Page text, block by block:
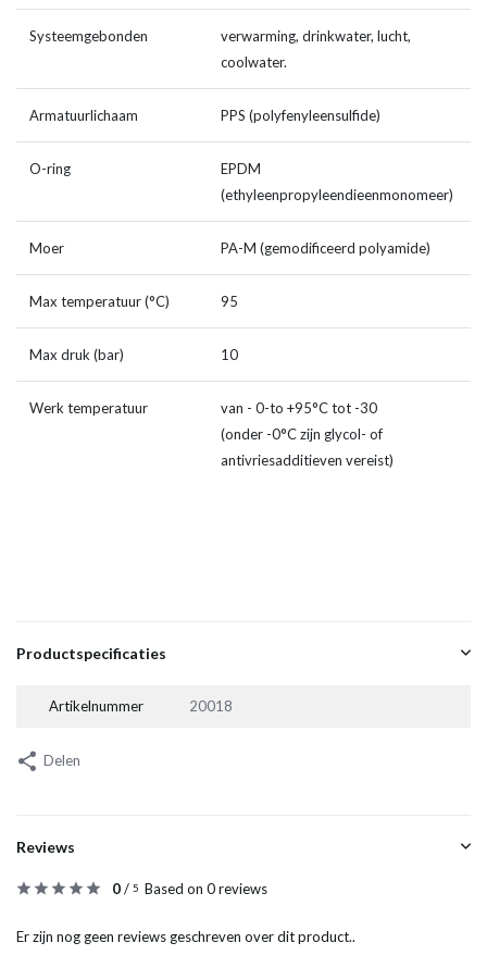
Systeemgebonden
verwarming, drinkwater, lucht,
coolwater.
Armatuurlichaam PPS (polyfenyleensulfide)
O-ring
EPDM
(ethyleenpropyleendieenmonomeer)
Moer PA-M (gemodificeerd polyamide)
Max temperatuur (°C) 95
Max druk (bar) 10
Werk temperatuur
van - 0-to +95°C tot -30
(onder -0°C zijn glycol- of
antivriesadditieven vereist)
Productspecificaties
Artikelnummer 20018
Delen
Reviews
0/ 5 Based on 0 reviews
Er zijn nog geen reviews geschreven over dit product..